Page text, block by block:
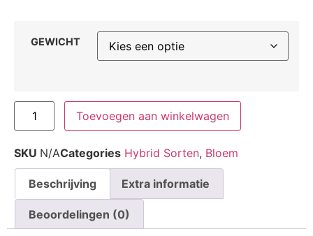
GEWICHT
Toevoegen aan winkelwagen
SKU N/ACategories Hybrid Sorten, Bloem
Beschrijving Extra informatie
Beoordelingen (0)